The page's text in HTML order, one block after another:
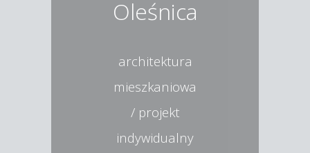
Oleśnica
architektura
mieszkaniowa
/ projekt
indywidualny